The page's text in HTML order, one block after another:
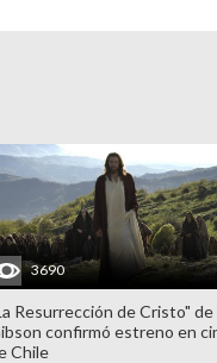
3690
Resurrección de Cristo" de
confirmó estreno en
Chile